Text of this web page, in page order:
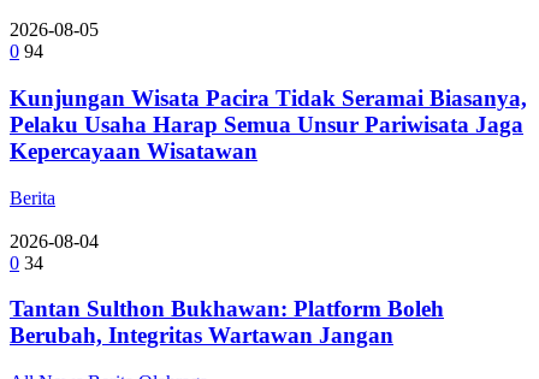
2026-08-05
0 94
Kunjungan Wisata Pacira Tidak Seramai Biasanya,
Pelaku Usaha Harap Semua Unsur Pariwisata Jaga
Kepercayaan Wisatawan
Berita
2026-08-04
0 34
Tantan Sulthon Bukhawan: Platform Boleh
Berubah, Integritas Wartawan Jangan